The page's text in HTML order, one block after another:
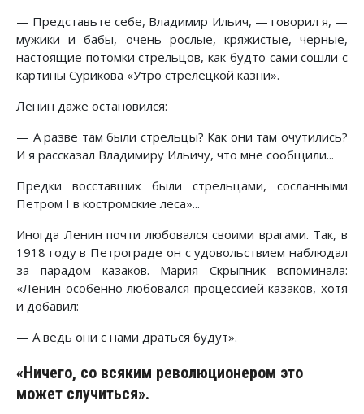
— Представьте себе, Владимир Ильич, — говорил я, —
мужики и бабы, очень рослые, кряжистые, черные,
настоящие потомки стрельцов, как будто сами сошли с
картины Сурикова «Утро стрелецкой казни».
Ленин даже остановился:
— А разве там были стрельцы? Как они там очутились?
И я рассказал Владимиру Ильичу, что мне сообщили...
Предки восставших были стрельцами, сосланными
Петром I в костромские леса»...
Иногда Ленин почти любовался своими врагами. Так, в
1918 году в Петрограде он с удовольствием наблюдал
за парадом казаков. Мария Скрыпник вспоминала:
«Ленин особенно любовался процессией казаков, хотя
и добавил:
— А ведь они с нами драться будут».
«Ничего, со всяким революционером это
может случиться».